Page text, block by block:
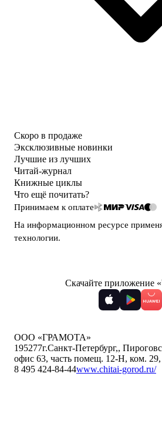
Скоро в продаже
Эксклюзивные новинки
Лучшие из лучших
Читай-журнал
Книжные циклы
Что ещё почитать?
Принимаем к оплате
На информационном ресурсе
технологии.
Скачайте приложение
ООО «ГРАМОТА»
195277г.Санкт-Петербург,,
офис 63, часть помещ. 12-Н, ком. 29,
8 495 424-84-44www.chitai-gorod.ru/